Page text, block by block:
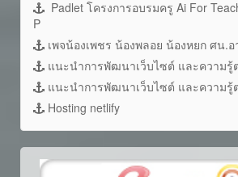
Padlet โครงการอบรมครู Ai For
P
เพจน้องเพชร น้องพลอย น้องหยก ศน.อ
แนะนำการพัฒนาเว็บไซต์ และความรู้
แนะนำการพัฒนาเว็บไซต์ และความรู้
Hosting netlify